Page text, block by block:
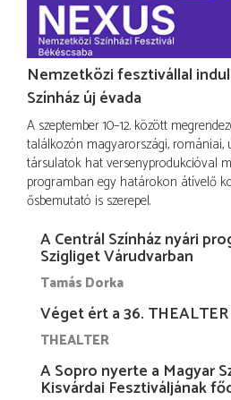
Nemzetközi fesztivállal
Színház új évada
A szeptember 10–12. között
találkozón magyarországi, romániai,
társulatok hat versenyprodukcióval
programban egy határokon átívelő
ősbemutató is szerepel.
A Centrál Színház nyári
Szigliget Várudvarban
Tamás Dorka
Véget ért a 36.
THEALTER
A Sopro nyerte a Magyar
Kisvárdai Fesztiváljának